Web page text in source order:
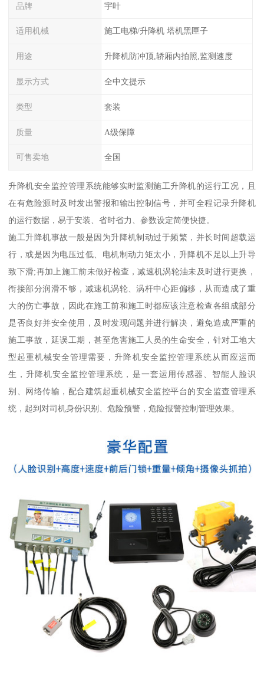
品牌 宇叶
适用机械 施工电梯/升降机 塔机黑匣子
用途 升降机防冲顶,轿厢内拍照,监测速度
显示方式 全中文提示
类型 套装
质量 A级保障
可售卖地 全国
升降机安全监控管理系统能够实时监测施工升降机的运行工况，且
在有危险源时及时发出警报和输出控制信号，并可全程记录升降机
的运行数据，易于安装、省时省力、参数设定简便快捷。
施工升降机事故一般是因为升降机制动过于频繁，并长时间超载运
行，或是因为电压过低、电机制动力矩太小，升降机不足以上升导
致下滑;再加上施工前未做好检查，减速机涡轮油未及时进行更换，
衔接部分润滑不够，减速机涡轮、涡杆中心距偏移，从而造成了重
大的伤亡事故，因此在施工前和施工时都应该注意检查各组成部分
是否良好并安全使用，及时发现问题并进行解决，避免造成严重的
施工事故，延误工期，甚至危害施工人员的生命安全，针对工地大
型起重机械安全管理需要，升降机安全监控管理系统从而应运而
生，升降机安全监控管理系统，是一套运用传感器、智能人脸识
别、网络传输，配合建筑起重机械安全监控平台的安全监查管理系
统，起到对司机身份识别、危险预警，危险报警控制管理效果。